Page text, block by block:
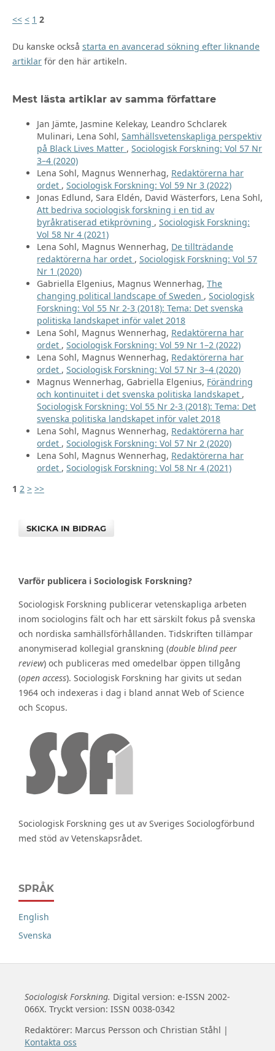
<< < 1 2
Du kanske också starta en avancerad sökning efter liknande
artiklarför den här artikeln.
Mest lästa artiklar av samma författare
Jan Jämte, Jasmine Kelekay, Leandro Schclarek
Mulinari, Lena Sohl, Samhällsvetenskapliga perspektiv
på Black Lives Matter , Sociologisk Forskning: Vol 57 Nr
3–4 (2020)
Lena Sohl, Magnus Wennerhag, Redaktörerna har
ordet , Sociologisk Forskning: Vol 59 Nr 3 (2022)
Jonas Edlund, Sara Eldén, David Wästerfors, Lena Sohl,
Att bedriva sociologisk forskning i en tid av
byråkratiserad etikprövning , Sociologisk Forskning:
Vol 58 Nr 4 (2021)
Lena Sohl, Magnus Wennerhag, De tillträdande
redaktörerna har ordet , Sociologisk Forskning: Vol 57
Nr 1 (2020)
Gabriella Elgenius, Magnus Wennerhag, The
changing political landscape of Sweden , Sociologisk
Forskning: Vol 55 Nr 2-3 (2018): Tema: Det svenska
politiska landskapet inför valet 2018
Lena Sohl, Magnus Wennerhag, Redaktörerna har
ordet , Sociologisk Forskning: Vol 59 Nr 1–2 (2022)
Lena Sohl, Magnus Wennerhag, Redaktörerna har
ordet , Sociologisk Forskning: Vol 57 Nr 3–4 (2020)
Magnus Wennerhag, Gabriella Elgenius, Förändring
och kontinuitet i det svenska politiska landskapet ,
Sociologisk Forskning: Vol 55 Nr 2-3 (2018): Tema: Det
svenska politiska landskapet inför valet 2018
Lena Sohl, Magnus Wennerhag, Redaktörerna har
ordet , Sociologisk Forskning: Vol 57 Nr 2 (2020)
Lena Sohl, Magnus Wennerhag, Redaktörerna har
ordet , Sociologisk Forskning: Vol 58 Nr 4 (2021)
1 2 > >>
SKICKA IN BIDRAG
Varför publicera i Sociologisk Forskning?
Sociologisk Forskning publicerar vetenskapliga arbeten
inom sociologins fält och har ett särskilt fokus på svenska
och nordiska samhällsförhållanden. Tidskriften tillämpar
anonymiserad kollegial granskning (double blind peer
review) och publiceras med omedelbar öppen tillgång
(open access). Sociologisk Forskning har givits ut sedan
1964 och indexeras i dag i bland annat Web of Science
och Scopus.
Sociologisk Forskning ges ut av Sveriges Sociologförbund
med stöd av Vetenskapsrådet.
SPRÅK
English
Svenska
Sociologisk Forskning. Digital version: e-ISSN 2002-
066X. Tryckt version: ISSN 0038-0342
Redaktörer: Marcus Persson och Christian Ståhl |
Kontakta oss